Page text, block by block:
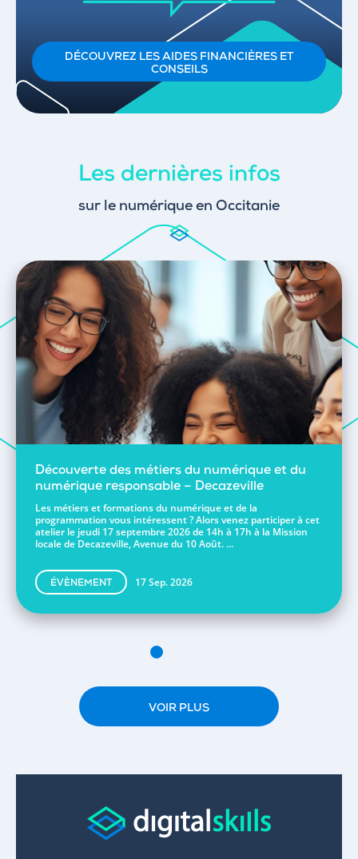
DÉCOUVREZ LES AIDES FINANCIÈRES ET
CONSEILS
Les dernières infos
sur le numérique en Occitanie
Découverte des métiers du numérique et du
numérique responsable – Decazeville
Les métiers et formations du numérique et de la
programmation vous intéressent ? Alors venez participer à cet
atelier le jeudi 17 septembre 2026 de 14h à 17h à la Mission
locale de Decazeville, Avenue du 10 Août. ...
ÉVÈNEMENT 17 Sep. 2026
VOIR PLUS